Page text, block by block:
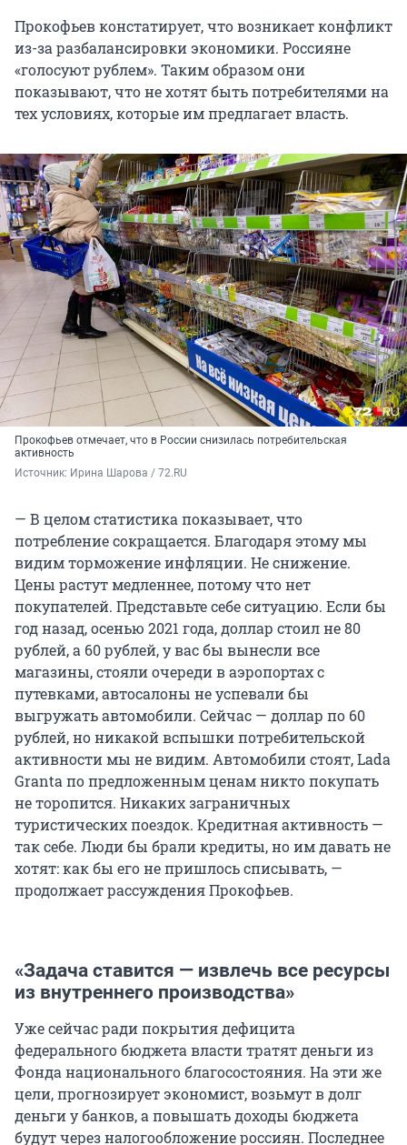
Прокофьев констатирует, что возникает конфликт
из-за разбалансировки экономики. Россияне
«голосуют рублем». Таким образом они
показывают, что не хотят быть потребителями на
тех условиях, которые им предлагает власть.
Прокофьев отмечает, что в России снизилась потребительская
активность
Источник: Ирина Шарова / 72.RU
— В целом статистика показывает, что
потребление сокращается. Благодаря этому мы
видим торможение инфляции. Не снижение.
Цены растут медленнее, потому что нет
покупателей. Представьте себе ситуацию. Если бы
год назад, осенью 2021 года, доллар стоил не 80
рублей, а 60 рублей, у вас бы вынесли все
магазины, стояли очереди в аэропортах с
путевками, автосалоны не успевали бы
выгружать автомобили. Сейчас — доллар по 60
рублей, но никакой вспышки потребительской
активности мы не видим. Автомобили стоят, Lada
Granta по предложенным ценам никто покупать
не торопится. Никаких заграничных
туристических поездок. Кредитная активность —
так себе. Люди бы брали кредиты, но им давать не
хотят: как бы его не пришлось списывать, —
продолжает рассуждения Прокофьев.
«Задача ставится — извлечь все ресурсы
из внутреннего производства»
Уже сейчас ради покрытия дефицита
федерального бюджета власти тратят деньги из
Фонда национального благосостояния. На эти же
цели, прогнозирует экономист, возьмут в долг
деньги у банков, а повышать доходы бюджета
будут через налогообложение россиян. Последнее